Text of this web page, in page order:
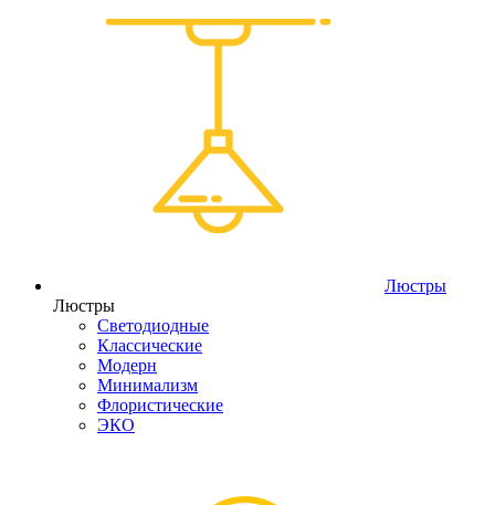
Люстры
Люстры
Светодиодные
Классические
Модерн
Минимализм
Флористические
ЭКО